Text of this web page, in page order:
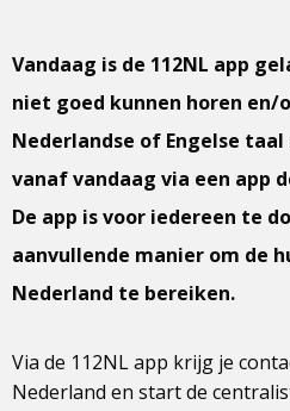
Vandaag is de 112NL app
niet goed kunnen horen en/
Nederlandse of Engelse
vanaf vandaag via een app
De app is voor iedereen te
aanvullende manier om de
Nederland te bereiken.
Via de 112NL app krijg je
Nederland en start de